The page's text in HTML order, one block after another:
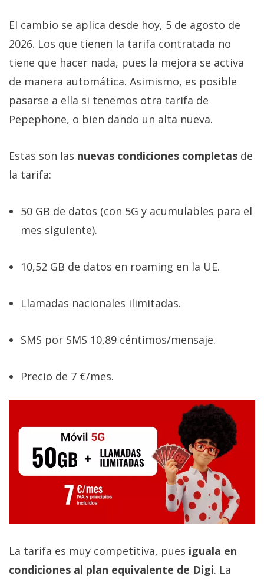
El cambio se aplica desde hoy, 5 de agosto de
2026. Los que tienen la tarifa contratada no
tiene que hacer nada, pues la mejora se activa
de manera automática. Asimismo, es posible
pasarse a ella si tenemos otra tarifa de
Pepephone, o bien dando un alta nueva.
Estas son las nuevas condiciones completas de
la tarifa:
50 GB de datos (con 5G y acumulables para el
mes siguiente).
10,52 GB de datos en roaming en la UE.
Llamadas nacionales ilimitadas.
SMS por SMS 10,89 céntimos/mensaje.
Precio de 7 €/mes.
La tarifa es muy competitiva, pues iguala en
condiciones al plan equivalente de Digi. La